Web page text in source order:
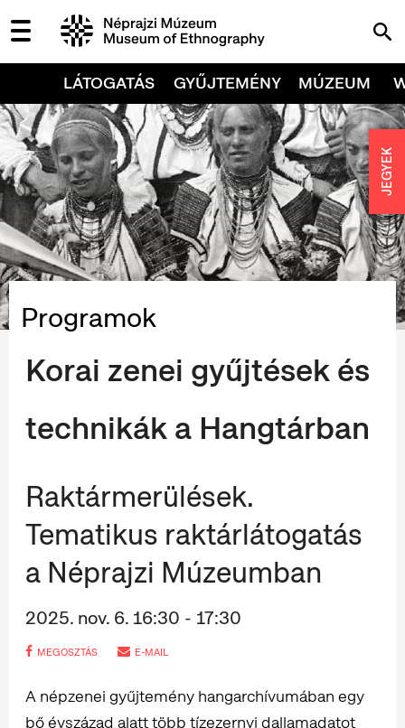
LÁTOGATÁS GYŰJTEMÉNY MÚZEUM
Programok
Korai zenei gyűjtések és
technikák a Hangtárban
Raktármerülések.
Tematikus raktárlátogatás
a Néprajzi Múzeumban
2025. nov. 6. 16:30 - 17:30
MEGOSZTÁS E-MAIL
A népzenei gyűjtemény hangarchívumában egy
bő évszázad alatt több tízezernyi dallamadatot
JEGYEK